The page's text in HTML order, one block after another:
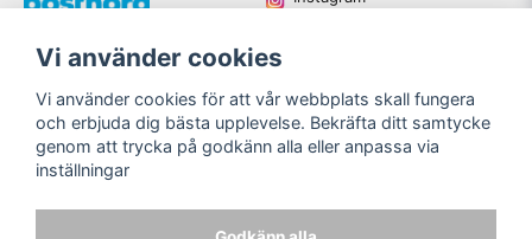
© Copyright
Vi använder cookies
Vi använder cookies för att vår webbplats skall fungera
och erbjuda dig bästa upplevelse. Bekräfta ditt samtycke
genom att trycka på godkänn alla eller anpassa via
inställningar